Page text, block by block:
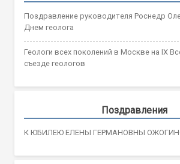
Поздравление руководителя Роснедр
Днем геолога
Геологи всех поколений в Москве на IX
съезде геологов
Поздравления
К ЮБИЛЕЮ ЕЛЕНЫ ГЕРМАНОВНЫ